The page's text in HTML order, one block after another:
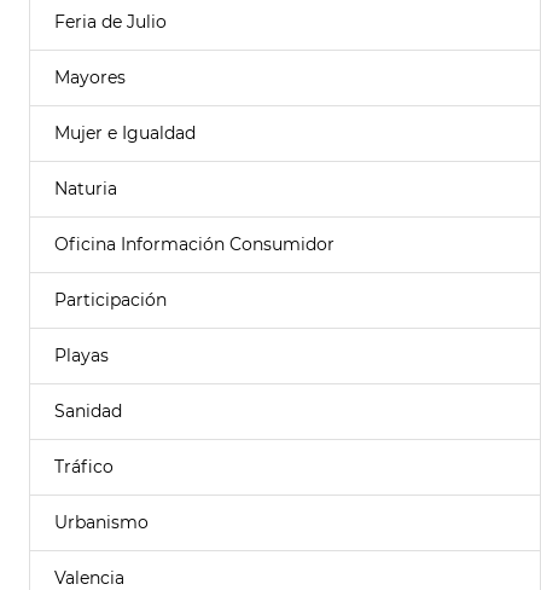
Feria de Julio
Mayores
Mujer e Igualdad
Naturia
Oficina Información Consumidor
Participación
Playas
Sanidad
Tráfico
Urbanismo
Valencia